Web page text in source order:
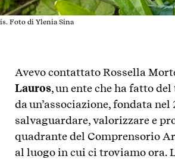
Foto di Ylenia Sina
Avevo contattato Rossella
Lauros, un ente che ha fatto
da un’associazione, fondata
salvaguardare, valorizzare e
quadrante del Comprensorio
al luogo in cui ci troviamo ora.